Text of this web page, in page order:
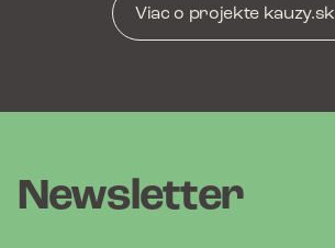
Viac o projekte kauzy.sk
Newsletter